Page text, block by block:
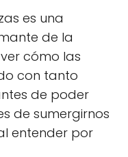
es una
de la
cómo las
con tanto
de poder
de sumergirnos
entender por